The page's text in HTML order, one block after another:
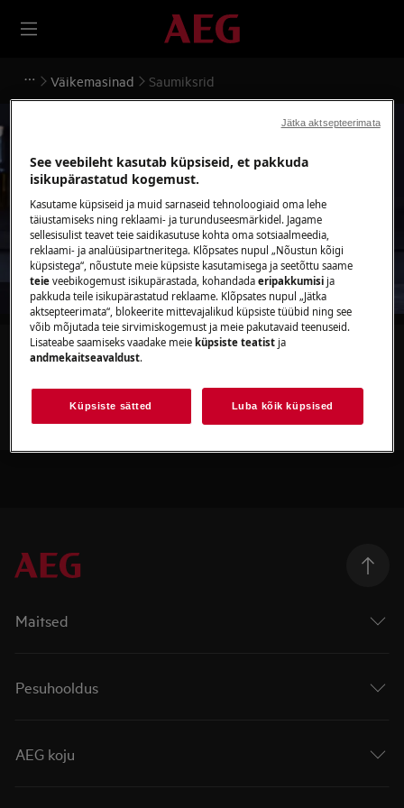
Väikemasinad Saumiksrid
Toetus Saumiksrid
Otsi meie tugitekstide hulgast
Maitsed
Pesuhooldus
AEG koju
See veebileht kasutab küpsiseid, et pakkuda
isikupärastatud kogemust.
Kasutame küpsiseid ja muid sarnaseid tehnoloogiaid oma lehe
täiustamiseks ning reklaami- ja turunduseesmärkidel. Jagame
sellesisulist teavet teie saidikasutuse kohta oma sotsiaalmeedia,
reklaami- ja analüüsipartneritega. Klõpsates nupul „Nõustun kõigi
küpsistega“, nõustute meie küpsiste kasutamisega ja seetõttu saame
teie veebikogemust isikupärastada, kohandadaeripakkumisi ja
pakkuda teile isikupärastatud reklaame. Klõpsates nupul „Jätka
aktsepteerimata“, blokeerite mittevajalikud küpsiste tüübid ning see
võib mõjutada teie sirvimiskogemust ja meie pakutavaid teenuseid.
Lisateabe saamiseks vaadake meieküpsiste teatist ja
andmekaitseavaldust.
Küpsiste sätted Luba kõik küpsised
Jätka aktsepteerimata